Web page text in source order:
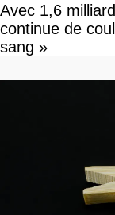
Avec 1,6
continue de
sang »